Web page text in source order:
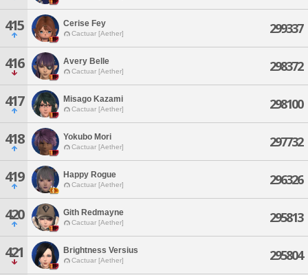
415 Cerise Fey
Cactuar [Aether] 299337
416 Avery Belle
Cactuar [Aether] 298372
417 Misago Kazami
Cactuar [Aether] 298100
418 Yokubo Mori
Cactuar [Aether] 297732
419 Happy Rogue
Cactuar [Aether] 296326
420 Gith Redmayne
Cactuar [Aether] 295813
421 Brightness Versius
Cactuar [Aether] 295804